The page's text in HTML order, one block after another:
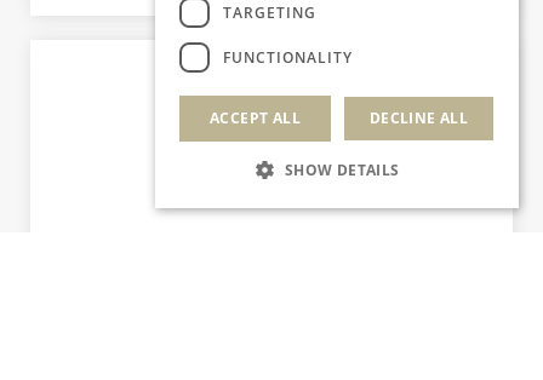
TARGETING
FUNCTIONALITY
ACCEPT ALL DECLINE ALL
SHOW DETAILS